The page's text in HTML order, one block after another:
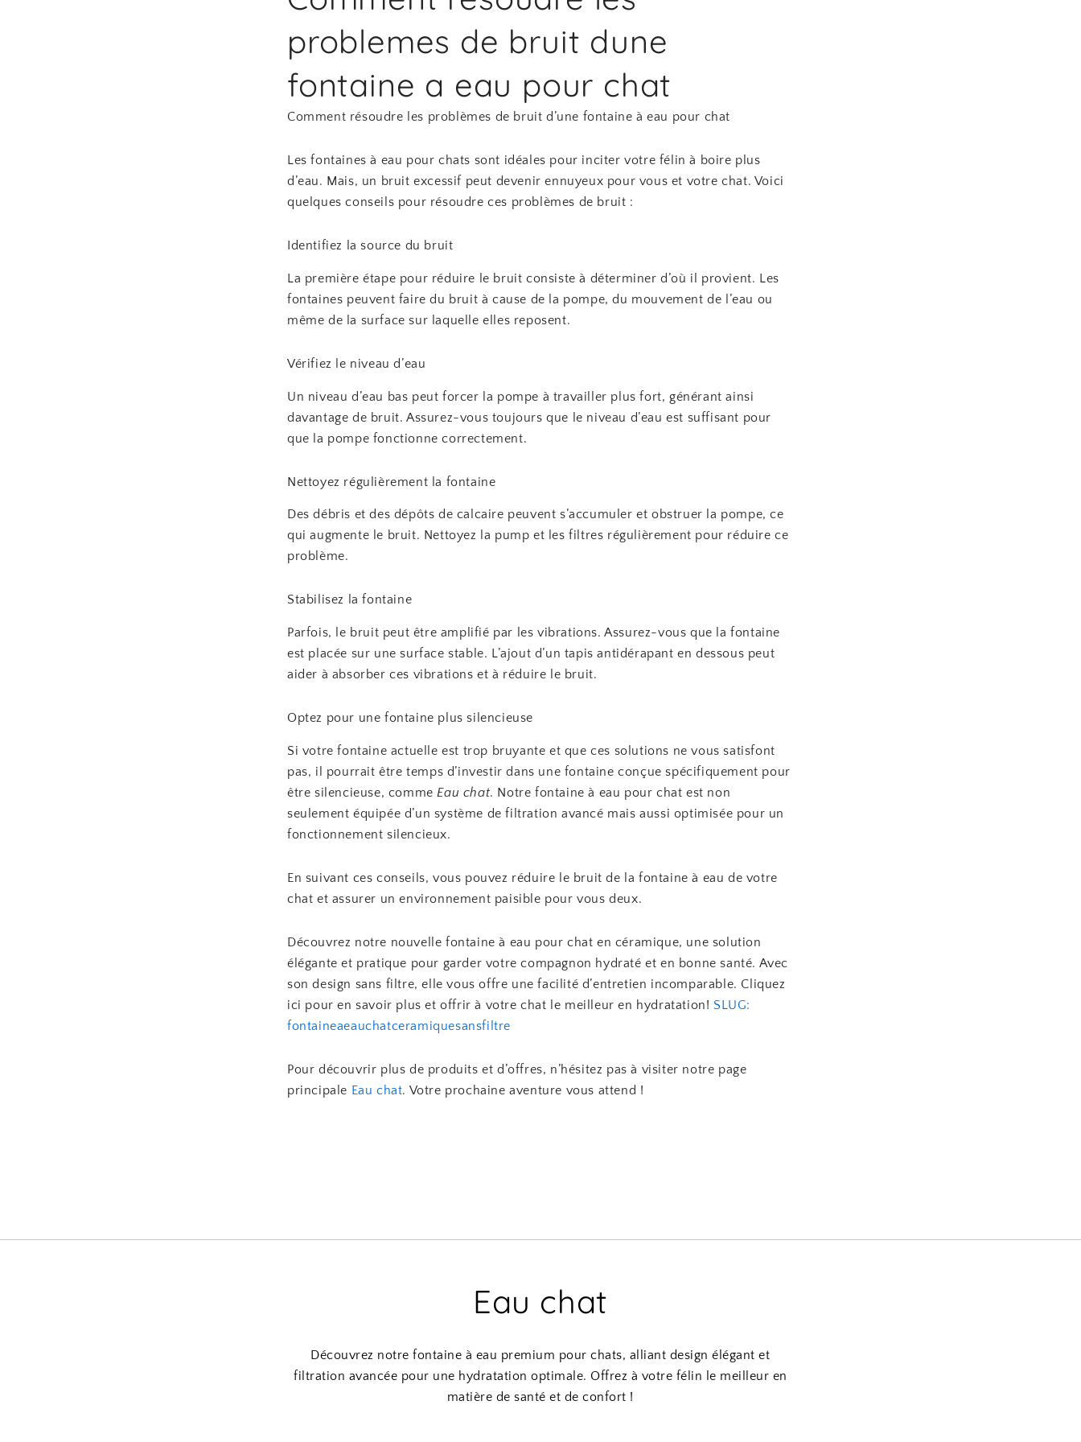
problemes de bruit dune
fontaine a eau pour chat
Comment résoudre les problèmes de bruit d’une fontaine à eau pour chat
Les fontaines à eau pour chats sont idéales pour inciter votre félin à boire plus
d’eau. Mais, un bruit excessif peut devenir ennuyeux pour vous et votre chat. Voici
quelques conseils pour résoudre ces problèmes de bruit :
Identifiez la source du bruit
La première étape pour réduire le bruit consiste à déterminer d’où il provient. Les
fontaines peuvent faire du bruit à cause de la pompe, du mouvement de l’eau ou
même de la surface sur laquelle elles reposent.
Vérifiez le niveau d’eau
Un niveau d’eau bas peut forcer la pompe à travailler plus fort, générant ainsi
davantage de bruit. Assurez-vous toujours que le niveau d’eau est suffisant pour
que la pompe fonctionne correctement.
Nettoyez régulièrement la fontaine
Des débris et des dépôts de calcaire peuvent s’accumuler et obstruer la pompe, ce
qui augmente le bruit. Nettoyez la pump et les filtres régulièrement pour réduire ce
problème.
Stabilisez la fontaine
Parfois, le bruit peut être amplifié par les vibrations. Assurez-vous que la fontaine
est placée sur une surface stable. L’ajout d’un tapis antidérapant en dessous peut
aider à absorber ces vibrations et à réduire le bruit.
Optez pour une fontaine plus silencieuse
Si votre fontaine actuelle est trop bruyante et que ces solutions ne vous satisfont
pas, il pourrait être temps d’investir dans une fontaine conçue spécifiquement pour
être silencieuse, commeEau chat. Notre fontaine à eau pour chat est non
seulement équipée d’un système de filtration avancé mais aussi optimisée pour un
fonctionnement silencieux.
En suivant ces conseils, vous pouvez réduire le bruit de la fontaine à eau de votre
chat et assurer un environnement paisible pour vous deux.
Découvrez notre nouvelle fontaine à eau pour chat en céramique, une solution
élégante et pratique pour garder votre compagnon hydraté et en bonne santé. Avec
son design sans filtre, elle vous offre une facilité d’entretien incomparable. Cliquez
ici pour en savoir plus et offrir à votre chat le meilleur en hydratation! SLUG:
fontaineaeauchatceramiquesansfiltre
Pour découvrir plus de produits et d’offres, n’hésitez pas à visiter notre page
principale Eau chat. Votre prochaine aventure vous attend !
Eau chat
Découvrez notre fontaine à eau premium pour chats, alliant design élégant et
filtration avancée pour une hydratation optimale. Offrez à votre félin le meilleur en
matière de santé et de confort !